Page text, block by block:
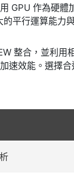
GPU 作為硬
平行運算能力
整合，並利
速效能。選擇